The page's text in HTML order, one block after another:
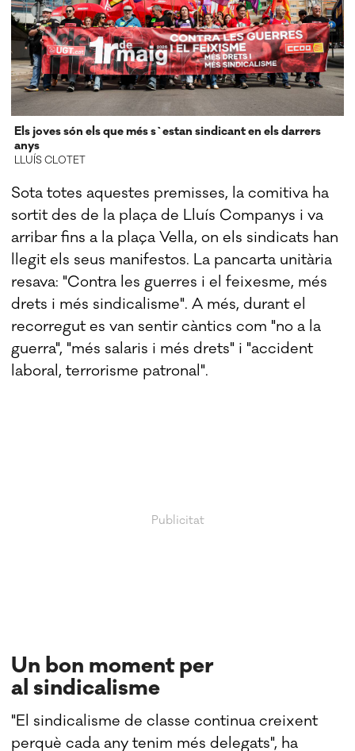
Els joves són els que més s`estan sindicant en els darrers
anys
LLUÍS CLOTET
Sota totes aquestes premisses, la comitiva ha
sortit des de la plaça de Lluís Companys i va
arribar fins a la plaça Vella, on els sindicats han
llegit els seus manifestos. La pancarta unitària
resava: "Contra les guerres i el feixesme, més
drets i més sindicalisme". A més, durant el
recorregut es van sentir càntics com "no a la
guerra", "més salaris i més drets" i "accident
laboral, terrorisme patronal".
Un bon moment per
al sindicalisme
"El sindicalisme de classe continua creixent
perquè cada any tenim més delegats", ha